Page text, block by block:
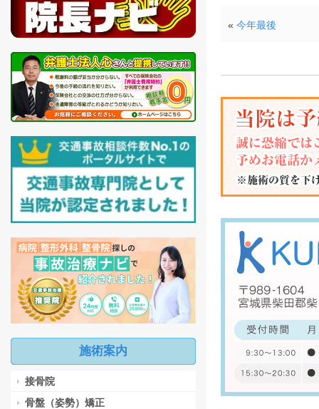
« 今年最後
施術案内
接骨院
骨盤（姿勢）矯正